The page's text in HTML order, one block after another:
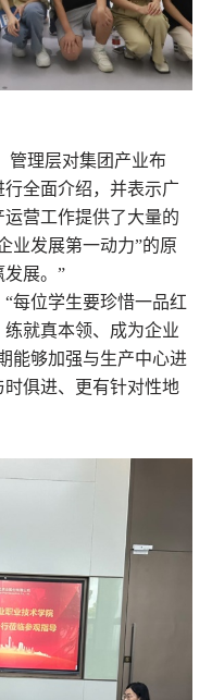
管理层对集团产业布
全面介绍，并表示广
营工作提供了大量的
业发展第一动力”的原
展。”
位学生要珍惜一品红
就真本领、成为企业
能够加强与生产中心进
俱进、更有针对性地